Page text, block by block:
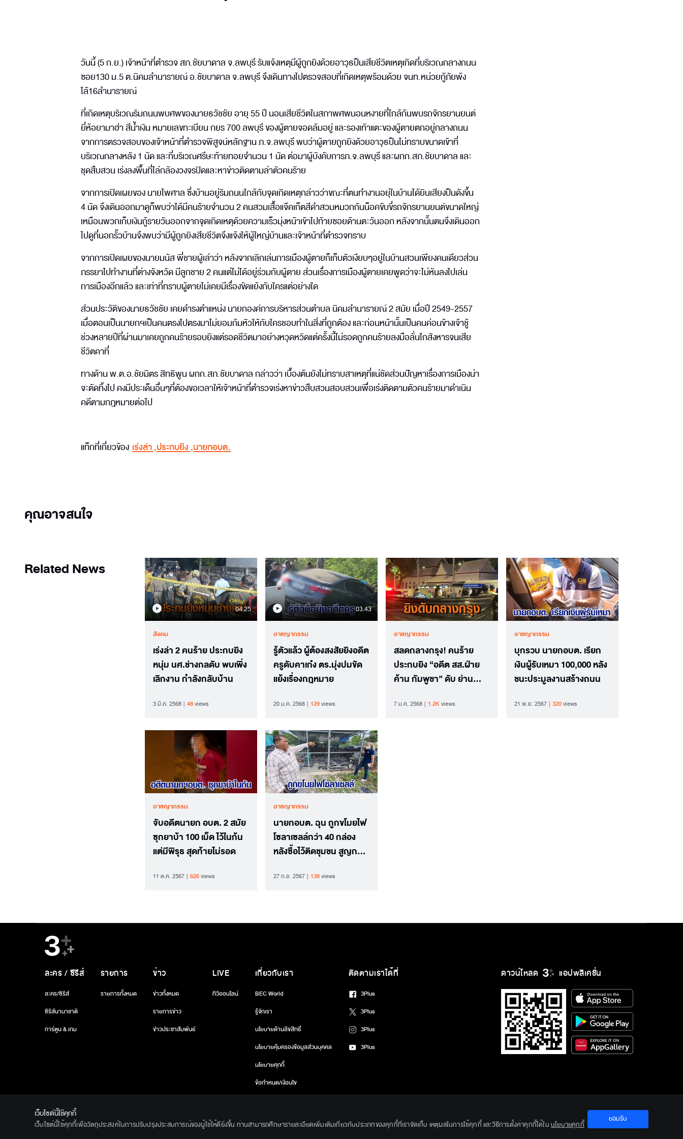
วันนี้ (5 ก.ย.) เจ้าหน้าที่ตำรวจ สภ.ชัยบาดาล จ.ลพบุรี รับแจ้งเหตุมีผู้ถูกยิงด้วยอาวุธปืนเสียชีวิตเหตุเกิดที่บริเวณกลางถนน
ซอย130 ม.5 ต.นิคมลำนารายณ์ อ.ชัยบาดาล จ.ลพบุรี จึงเดินทางไปตรวจสอบที่เกิดเหตุพร้อมด้วย จนท.หน่วยกู้ภัยพ้ง
ไล้16ลำนารายณ์
ที่เกิดเหตุบริเวณริมถนนพบศพของนายธวัชชัย อายุ 55 ปี นอนเสียชีวิตในสภาพศพนอนหงายที่ใกล้กันพบรถจักรยานยนต์
ยี่ห้อยามาฮ่า สีน้ำเงิน หมายเลขทะเบียน กยร 700 ลพบุรี ของผู้ตายจอดล้มอยู่ และรองเท้าแตะของผู้ตายตกอยู่กลางถนน
จากการตรวจสอบของเจ้าหน้าที่ตำรวจพิสูจน์หลักฐาน ภ.จ.ลพบุรี พบว่าผู้ตายถูกยิงด้วยอาวุธปืนไม่ทราบขนาดเข้าที่
บริเวณกลางหลัง 1 นัด และที่บริเวณศรีษะท้ายทอยจำนวน 1 นัด ต่อมาผู้บังคับการภ.จ.ลพบุรี และผกก.สภ.ชัยบาดาล และ
ชุดสืบสวน เร่งลงพื้นที่ไล่กล้องวงจรปิดและหาข่าวติดตามล่าตัวคนร้าย
จากการเปิดเผยของ นายไพศาล ซึ่งบ้านอยู่ริมถนนใกล้กับจุดเกิดเหตุกล่าวว่าขณะที่ตนทำงานอยุ่ในบ้านได้ยินเสียงปืนดังขึ้น
4 นัด จึงเดินออกมาดูก็พบว่าได้มีคนร้ายจำนวน 2 คนสวมเสื้อแจ๊คเก็ตสีดำสวมหมวกกันน็อคขับขี่รถจักรยานยนต์ขนาดใหญ่
เหมือนพวกเก็บเงินกู้รายวันออกจากจุดเกิดเหตุด้วยความเร็วมุ่งหน้าเข้าไปท้ายซอยด้านตะวันออก หลังจากนั้นตนจึงเดินออก
ไปดูที่นอกรั้วบ้านจึงพบว่ามีผู้ถูกยิงเสียชีวิตจึงแจ้งให้ผู้ใหญ่บ้านและเจ้าหน้าที่ตำรวจทราบ
จากการเปิดเผยของนายมนัส พี่ชายผู้เล่าว่า หลังจากเลิกเล่นการเมืองผู้ตายก็เก็บตัวเงียบๆอยู่ในบ้านสวนเพียงคนเดียวส่วน
ภรรยาไปทำงานที่ต่างจังหวัด มีลูกชาย 2 คนแต่ไม่ได้อยู่ร่วมกับผู้ตาย ส่วนเรื่องการเมืองผู้ตายเคยพูดว่าจะไม่หันลงไปเล่น
การเมืองอีกแล้ว และเท่าที่ทราบผู้ตายไม่เคยมีเรื่องขัดแย้งกับใครแต่อย่างใด
ส่วนประวัติของนายธวัชชัย เคยดำรงตำแหน่ง นายกองค์การบริหารส่วนตำบล นิคมลำนารายณ์ 2 สมัย เมื่อปี 2549-2557
เมื่อตอนเป็นนายกฯเป็นคนตรงไปตรงมาไม่ยอมก้มหัวให้กับใครชอบทำในสิ่งที่ถูกต้อง และก่อนหน้านั้นเป็นคนค่อนข้างเจ้าชู้
ช่วงหลายปีที่ผ่านมาเคยถูกคนร้ายรอบยิงแต่รอดชีวิตมาอย่างหวุดหวิดแต่ครั้งนี้ไม่รอดถูกคนร้ายลงมือลั่นไกสังหารจนเสีย
ชีวิตคาที่
ทางด้าน พ.ต.อ.ชัยมิตร สิทธิพูน ผกก.สภ.ชัยบาดาล กล่าวว่า เบื้องต้นยังไม่ทราบสาเหตุที่แน่ชัดส่วนปัญหาเรื่องการเมืองน่า
จะตัดทิ้งไป คงมีประเด็นอื่นๆที่ต้องขอเวลาให้เจ้าหน้าที่ตำรวจเร่งหาข่าวสืบสวนสอบสวนเพื่อเร่งติดตามตัวคนร้ายมาดำเนิน
คดีตามกฎหมายต่อไป
แท็กที่เกี่ยวข้อง เร่งล่า,ประกบยิง ,นายกอบต.
คุณอาจสนใจ
Related News
04.25
สังคม
เร่งล่า 2 คนร้าย ประกบยิง
หนุ่ม นศ.ช่างกลดับ พบเพิ่ง
เลิกงาน กำลังกลับบ้าน
3 มี.ค. 2568 48views
03.43
อาชญากรรม
รู้ตัวแล้ว ผู้ต้องสงสัยยิงอดีต
ครูดับคาเก๋ง ตร.มุ่งปมขัด
แย้งเรื่องกฎหมาย
20 ม.ค. 2568 129views
อาชญากรรม
สลดกลางกรุง! คนร้าย
ประกบยิง “อดีต สส.ฝ่าย
ค้าน กัมพูชา” ดับ ย่าน
7 ม.ค. 2568 1.2Kviews
อาชญากรรม
บุกรวบ นายกอบต. เรียก
เงินผู้รับเหมา 100,000 หลัง
ชนะประมูลงานสร้างถนน
21 พ.ย. 2567 320views
อาชญากรรม
จับอดีตนายก อบต. 2 สมัย
ซุกยาบ้า 100 เม็ด ไว้ในก้น
แต่มีพิรุธ สุดท้ายไม่รอด
11 ต.ค. 2567 626views
อาชญากรรม
นายกอบต. ฉุน ถูกขโมยไฟ
โซลาเซลล์กว่า 40 กล่อง
หลังซื้อไว้ติดชุมชน สูญกว่า
27 ก.ย. 2567 138views
ดาวน์โหลด แอปพลิเคชั่น
ละคร / ซีรีส์
ละคร/ซีรีส์
ซีรีส์นานาชาติ
การ์ตูน & เกม
รายการ
รายการทั้งหมด
ข่าว
ข่าวทั้งหมด
รายการข่าว
ข่าวประชาสัมพันธ์
LIVE
ทีวีออนไลน์
เกี่ยวกับเรา
BEC World
รู้จักเรา
นโยบายด้านลิขสิทธิ์
นโยบายคุ้มครองข้อมูลส่วนบุคคล
นโยบายคุกกี้
ข้อกำหนด/เงื่อนไข
ติดตามเราได้ที่
3Plus
3Plus
3Plus
3Plus
© 2020 Bangkok Entertainment Co.,Ltd. All Rights Reserved. Powered by BECi Corporation Ltd.
เว็บไซต์นี้ใช้คุกกี้
เว็บไซต์นี้ใช้คุกกี้เพื่อวัตถุประสงค์ในการปรับปรุงประสบการณ์ของผู้ใช้ให้ดียิ่งขึ้น ท่านสามารถศึกษารายละเอียดเพิ่มเติมเกี่ยวกับประเภทของคุกกี้ที่เราจัดเก็บ เหตุผลในการใช้คุกกี้ และวิธีการตั้งค่าคุกกี้ได้ใน นโยบายคุกกี้
ยอมรับ